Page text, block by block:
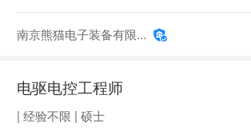
南京熊猫电子装备有限...
电驱电控工程师
| 经验不限 | 硕士